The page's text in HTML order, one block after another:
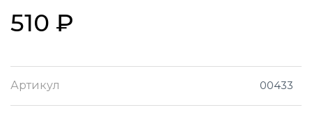
510 ₽
Артикул 00433